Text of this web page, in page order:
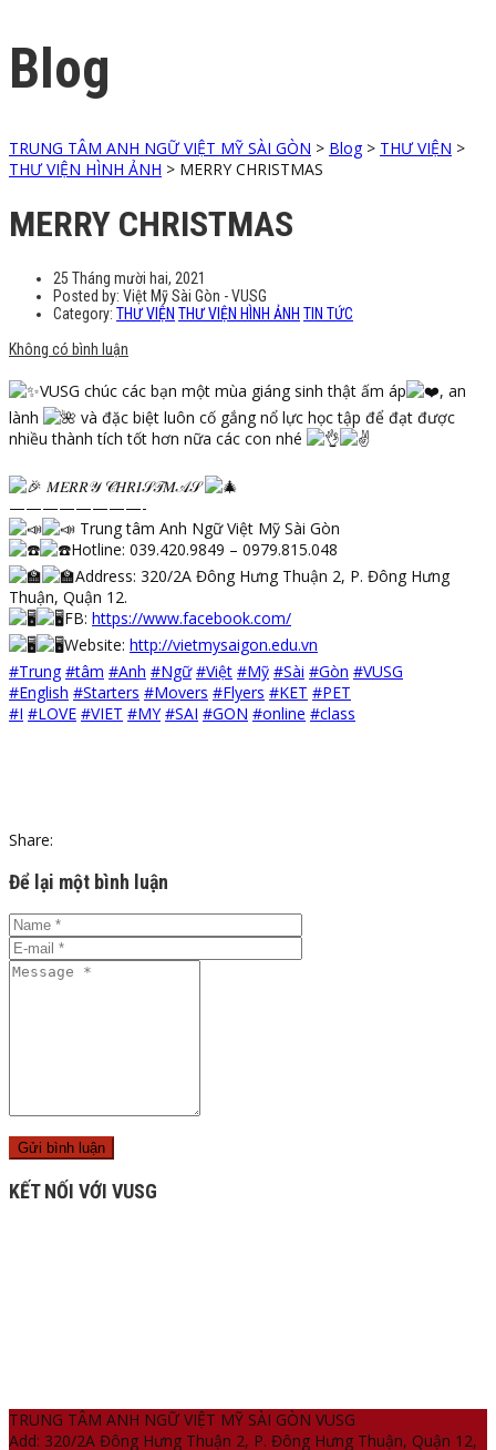
Blog
TRUNG TÂM ANH NGỮ VIỆT MỸ SÀI GÒN > Blog> THƯ VIỆN >
THƯ VIỆN HÌNH ẢNH > MERRY CHRISTMAS
MERRY CHRISTMAS
25 Tháng mười hai, 2021
Posted by: Việt Mỹ Sài Gòn - VUSG
Category: THƯ VIỆN THƯ VIỆN HÌNH ẢNH TIN TỨC
Không có bình luận
VUSG chúc các bạn một mùa giáng sinh thật ấm áp
, an
lành
và đặc biệt luôn cố gắng nổ lực học tập để đạt được
nhiều thành tích tốt hơn nữa các con nhé
𝑀𝐸𝑅𝑅𝒴 𝒞𝐻𝑅𝐼𝒮𝒯𝑀𝒜𝒮
————————-
Trung tâm Anh Ngữ Việt Mỹ Sài Gòn
Hotline: 039.420.9849 – 0979.815.048
Address: 320/2A Đông Hưng Thuận 2, P. Đông Hưng
Thuận, Quận 12.
FB: https://www.facebook.com/
Website: http://vietmysaigon.edu.vn
#Trung #tâm #Anh #Ngữ #Việt #Mỹ #Sài #Gòn #VUSG
#English #Starters #Movers #Flyers #KET #PET
#I #LOVE #VIET #MY #SAI #GON #online #class
Share:
Để lại một bình luận
KẾT NỐI VỚI VUSG
TRUNG TÂM ANH NGỮ VIỆT MỸ SÀI GÒN VUSG
Add: 320/2A Đông Hưng Thuận 2, P. Đông Hưng Thuận, Quận 12,